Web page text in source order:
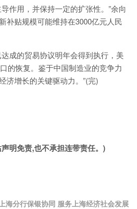
作用，并保持一定的扩张性。”余向
补贴规模可能维持在3000亿元人民
成的贸易协议明年会得到执行，美
的恢复。鉴于中国制造业的竞争力
济增长的关键驱动力。”(完)
明免责,也不承担连带责任。)
海分行保银协同 服务上海经济社会发展